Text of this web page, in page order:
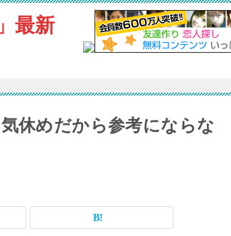
最新
休めだから参考にならな